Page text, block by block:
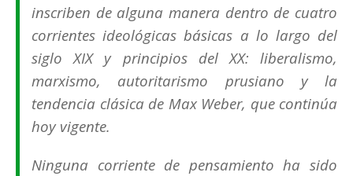
inscriben de alguna manera dentro de cuatro
corrientes ideológicas básicas a lo largo del
siglo XIX y principios del XX: liberalismo,
marxismo, autoritarismo prusiano y la
tendencia clásica de Max Weber, que continúa
hoy vigente.
Ninguna corriente de pensamiento ha sido